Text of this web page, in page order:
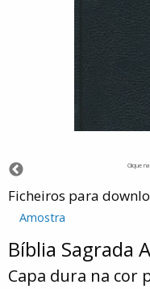
Clique
Ficheiros para
Amostra
Bíblia Sagrada
Capa dura na cor